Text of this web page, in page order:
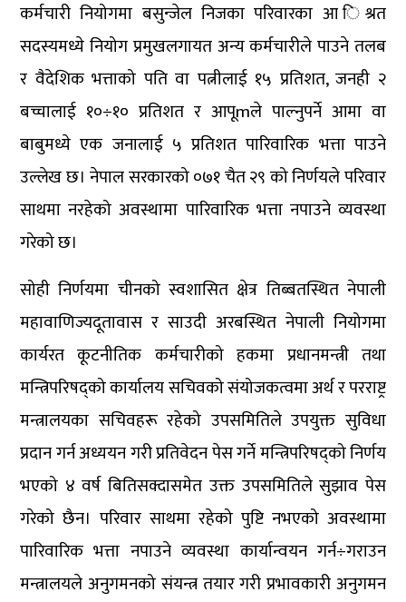
कर्मचारी नियोगमा बसुन्जेल निजका परिवारका आ िश्रत
सदस्यमध्ये नियोग प्रमुखलगायत अन्य कर्मचारीले पाउने तलब
र वैदेशिक भत्ताको पति वा पत्नीलाई १५ प्रतिशत, जनही २
बच्चालाई १०÷१० प्रतिशत र आपूmले पाल्नुपर्ने आमा वा
बाबुमध्ये एक जनालाई ५ प्रतिशत पारिवारिक भत्ता पाउने
उल्लेख छ। नेपाल सरकारको ०७१ चैत २९ को निर्णयले परिवार
साथमा नरहेको अवस्थामा पारिवारिक भत्ता नपाउने व्यवस्था
गरेको छ।
सोही निर्णयमा चीनको स्वशासित क्षेत्र तिब्बतस्थित नेपाली
महावाणिज्यदूतावास र साउदी अरबस्थित नेपाली नियोगमा
कार्यरत कूटनीतिक कर्मचारीको हकमा प्रधानमन्त्री तथा
मन्त्रिपरिषद्को कार्यालय सचिवको संयोजकत्वमा अर्थ र परराष्ट्र
मन्त्रालयका सचिवहरू रहेको उपसमितिले उपयुक्त सुविधा
प्रदान गर्न अध्ययन गरी प्रतिवेदन पेस गर्ने मन्त्रिपरिषद्को निर्णय
भएको ४ वर्ष बितिसक्दासमेत उक्त उपसमितिले सुझाव पेस
गरेको छैन। परिवार साथमा रहेको पुष्टि नभएको अवस्थामा
पारिवारिक भत्ता नपाउने व्यवस्था कार्यान्वयन गर्न÷गराउन
मन्त्रालयले अनुगमनको संयन्त्र तयार गरी प्रभावकारी अनुगमन